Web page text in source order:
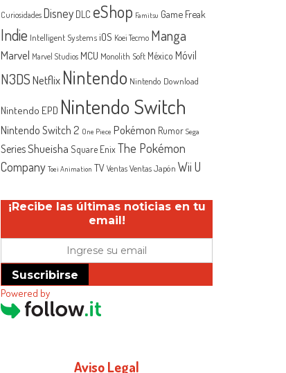
Curiosidades Disney DLC eShop Famitsu Game Freak
Indie Intelligent Systems iOS Koei Tecmo Manga
Marvel Marvel Studios MCU Monolith Soft México Móvil
N3DSNetflix Nintendo Nintendo Download
Nintendo EPD Nintendo Switch
Nintendo Switch 2 One Piece Pokémon Rumor Sega
SeriesShueisha Square EnixThe Pokémon
Company Toei Animation TV Ventas Ventas Japón Wii U
¡Recibe las últimas noticias en tu
email!
Suscribirse
Powered by
Aviso Legal